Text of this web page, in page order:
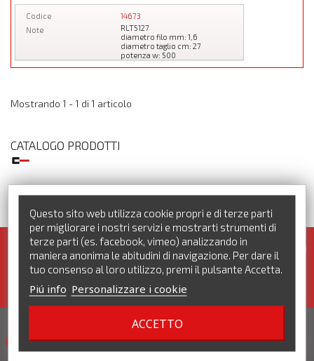
Codice
14673
Note
RLT5127
diametro filo mm: 1,6
diametro taglio cm: 27
potenza w: 500
Mostrando 1 - 1 di 1 articolo
CATALOGO PRODOTTI
Iscriviti alla nostra newsletter. Pronte per te tante promozioni!
Questo sito web utilizza cookie propri e di terze parti
per migliorare i nostri servizi e mostrarti strumenti di
terze parti (es. facebook, vimeo) analizzando in
maniera anonima le abitudini di navigazione. Per dare il
tuo consenso al loro utilizzo, premi il pulsante Accetta.
Piú info Personalizzare i cookie
ACCETTO
CARLO CAGNONI SPA